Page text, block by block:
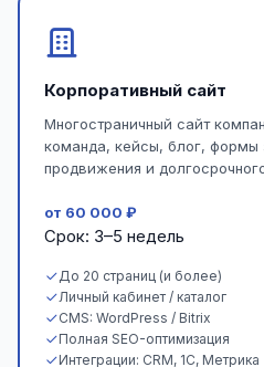
Корпоративный сайт
Многостраничный сайт
команда, кейсы, блог, формы
продвижения и
от 60 000 ₽
Срок: 3–5 недель
До 20 страниц (и более)
Личный кабинет / каталог
CMS: WordPress / Bitrix
Полная SEO-оптимизация
Интеграции: CRM, 1С, Метрика